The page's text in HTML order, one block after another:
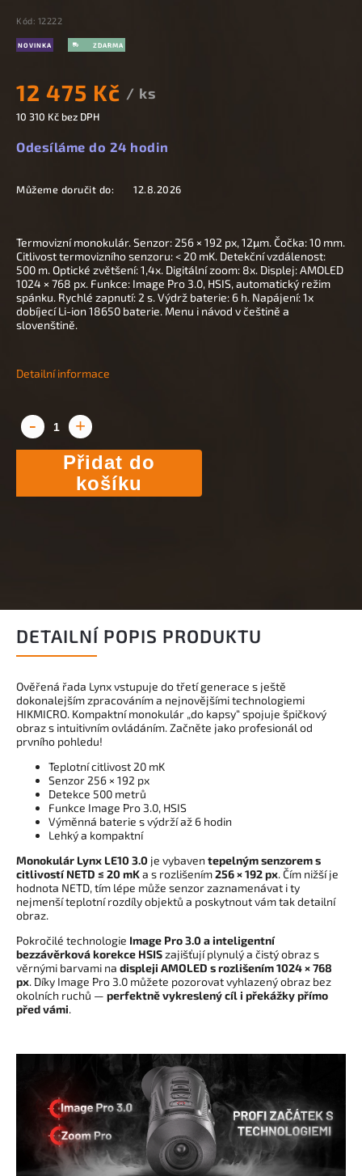
Kód: 12222
NOVINKA
12 475 Kč / ks
10 310 Kč bez DPH
Odesíláme do 24 hodin
Můžeme doručit do: 12.8.2026
Přidat do
košíku
Termovizní monokulár. Senzor: 256 × 192 px, 12μm. Čočka: 10 mm.
Citlivost termovizního senzoru: < 20 mK. Detekční vzdálenost:
500 m. Optické zvětšení: 1,4x. Digitální zoom: 8x. Displej: AMOLED
1024 × 768 px. Funkce: Image Pro 3.0, HSIS, automatický režim
spánku. Rychlé zapnutí: 2 s. Výdrž baterie: 6 h. Napájení: 1x
dobíjecí Li-ion 18650 baterie. Menu i návod v češtině a
slovenštině.
Detailní informace
DETAILNÍ POPIS PRODUKTU
Ověřená řada Lynx vstupuje do třetí generace s ještě
dokonalejším zpracováním a nejnovějšími technologiemi
HIKMICRO. Kompaktní monokulár „do kapsy“ spojuje špičkový
obraz s intuitivním ovládáním. Začněte jako profesionál od
prvního pohledu!
Teplotní citlivost 20 mK
Senzor 256 × 192 px
Detekce 500 metrů
Funkce Image Pro 3.0, HSIS
Výměnná baterie s výdrží až 6 hodin
Lehký a kompaktní
Monokulár Lynx LE10 3.0 je vybaven tepelným senzorem s
citlivostí NETD ≤ 20 mKa s rozlišením256 × 192 px. Čím nižší je
hodnota NETD, tím lépe může senzor zaznamenávat i ty
nejmenší teplotní rozdíly objektů a poskytnout vám tak detailní
obraz.
Pokročilé technologie Image Pro 3.0 a inteligentní
bezzávěrková korekce HSISzajišťují plynulý a čistý obraz s
věrnými barvami na displeji AMOLED s rozlišením 1024 × 768
px. Díky Image Pro 3.0 můžete pozorovatvyhlazený obraz bez
okolních ruchů — perfektně vykreslený cíl i překážky přímo
před vámi.